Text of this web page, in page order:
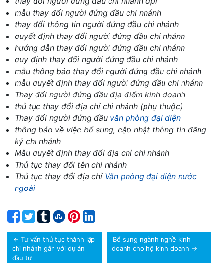
mẫu thay đổi người đứng đầu chi nhánh
thay đổi thông tin người đứng đầu chi nhánh
quyết định thay đổi người đứng đầu chi nhánh
hướng dẫn thay đổi người đứng đầu chi nhánh
quy định thay đổi người đứng đầu chi nhánh
mẫu thông báo thay đổi người đứng đầu chi nhánh
mẫu quyết định thay đổi người đứng đầu chi nhánh
Thay đổi người đứng đầu địa điểm kinh doanh
thủ tục thay đổi địa chỉ chi nhánh (phụ thuộc)
Thay đổi người đứng đầu văn phòng đại diện
thông báo về việc bổ sung, cập nhật thông tin đăng
ký chi nhánh
Mẫu quyết định thay đổi địa chỉ chi nhánh
Thủ tục thay đổi tên chi nhánh
Thủ tục thay đổi địa chỉ Văn phòng đại diện nước
ngoài
← Tư vấn thủ tục thành lập
chi nhánh gắn với dự án
đầu tư
Bổ sung ngành nghề kinh
doanh cho hộ kinh doanh →